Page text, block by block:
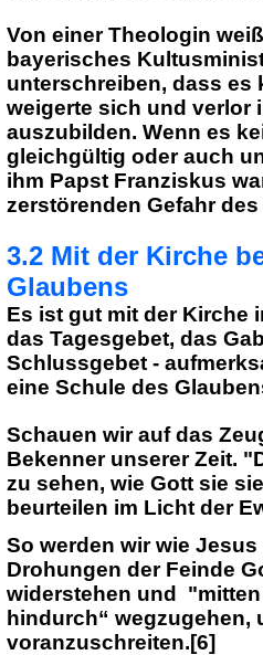
Von einer Theologin
bayerisches
unterschreiben, dass es
weigerte sich und verlor
auszubilden. Wenn es
gleichgültig oder auch
ihm Papst Franziskus
zerstörenden Gefahr
3.2 Mit der Kirche
Glaubens
Es ist gut mit der Kirche
das Tagesgebet, das
Schlussgebet -
eine Schule des
Schauen wir auf das
Bekenner unserer Zeit.
zu sehen, wie Gott sie
beurteilen im Licht der
So werden wir wie
Drohungen der Feinde
widerstehen und "mitten
hindurch“ wegzugehen,
voranzuschreiten.[6]